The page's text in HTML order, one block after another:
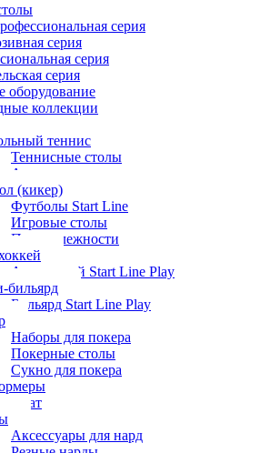
серия
серия
серия
серия
оборудование
коллекции
теннис
Теннисные столы
Аксессуары
(кикер)
Футболы Start Line
Игровые столы
Принадлежности
Аэрохоккей Start Line Play
Бильярд Start Line Play
Наборы для покера
Покерные столы
Сукно для покера
Аксессуары для нард